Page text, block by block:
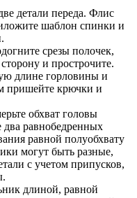
детали переда. Флис
шаблон спинки и
срезы полочек,
и прострочите.
длине горловины и
пришейте крючки и
обхват головы
два равнобедренных
равной полуобхвату
могут быть разные,
с учетом припусков,
длиной, равной